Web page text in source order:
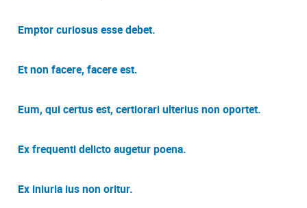
Emptor curiosus esse debet.
Et non facere, facere est.
Eum, qui certus est, certiorari ulterius non oportet.
Ex frequenti delicto augetur poena.
Ex iniuria ius non oritur.